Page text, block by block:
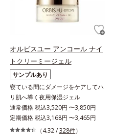
オルビスユー アンコール ナイ
トクリーミージェル
サンプルあり
寝ている間にダメージをケアしてハ
リ肌へ導く夜用保湿ジェル
通常価格 税込3,520円 〜3,850円
定期価格 税込3,168円 〜3,465円
（4.32 /328件）